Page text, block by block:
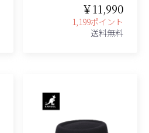
￥11,990
1,199ポイント
送料無料